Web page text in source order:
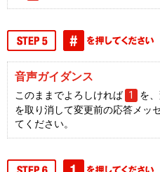
音声ガイダンス
このままでよろしければ 1 を
を取り消して変更前の応答メッ
てください。